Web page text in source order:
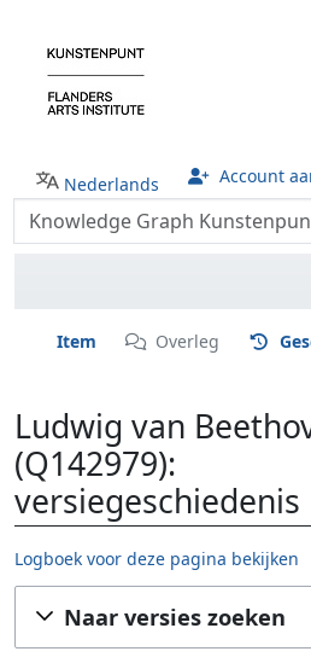
Nederlands Account
Item Overleg
Ludwig van
(Q142979):
versiegeschiedenis
Logboek voor deze pagina bekijken
Ga naar:navigatie,zoeken
Naar versies zoeken